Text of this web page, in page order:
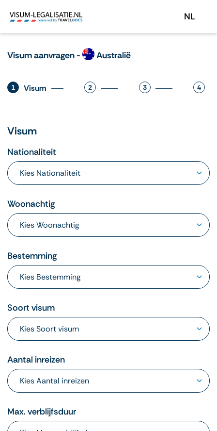
NL
Visum aanvragen - Australië
1 Visum 2 3 4
Visum
Nationaliteit
Woonachtig
Bestemming
Soort visum
Aantal inreizen
Max. verblijfsduur